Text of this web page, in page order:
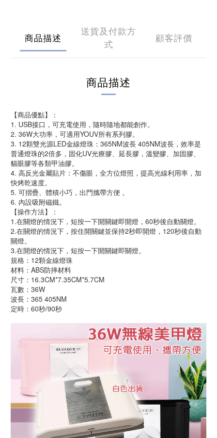
商品描述
送貨及付款方
式
顧客評價
商品描述
【商品優點】：
1. USB接口，可充電使用，隨時隨地都能創作。
2. 36W大功率，可適用YOUV所有系列膠。
3. 12顆雙光源LED金線燈珠：365NM波長 405NM波長，效率是
普通燈珠的2倍多，固化UV光療膠、延長膠，溫變膠、加固膠、
貓眼膠等各類甲油膠。
4. 高反光金屬貼片：不傷眼，全方位燈照，提高光線利用率，加
快烤乾速度。
5. 可摺疊、體積小巧，出門攜帶方便 。
6. 內設吸附磁鐵。
【操作方法】：
1.在關燈的情況下，短按一下開關鍵即開燈，60秒後自動關燈。
2.在關燈的情況下，按住開關鍵並保持2秒即開燈，120秒後自動
關燈。
3.在開燈的情況下，短按一下開關鍵即關燈。
規格：12顆金線燈珠
材料：ABS防摔材料
尺寸：16.3CM*7.35CM*5.7CM
瓦數：36W
波長：365 405NM
定時：60秒/90秒